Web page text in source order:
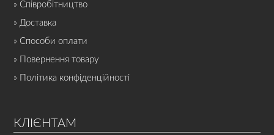
» Співробітництво
» Доставка
» Способи оплати
» Повернення товару
» Політика конфіденційності
КЛІЄНТАМ